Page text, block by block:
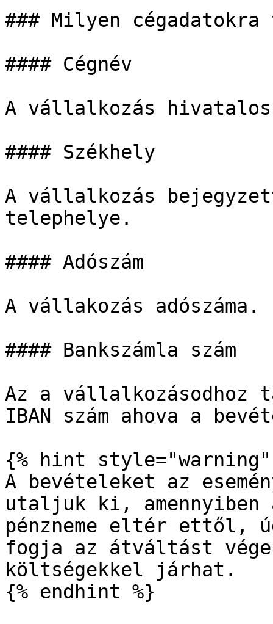
### Milyen cégadatokra
#### Cégnév
A vállalkozás
#### Székhely
A vállalkozás
telephelye.
#### Adószám
A vállakozás adószáma.
#### Bankszámla szám
Az a vállalkozásodhoz
IBAN szám ahova a
{% hint style="warning"
A bevételeket az
utaljuk ki, amennyiben
pénzneme eltér ettől,
fogja az átváltást
költségekkel járhat.
{% endhint %}